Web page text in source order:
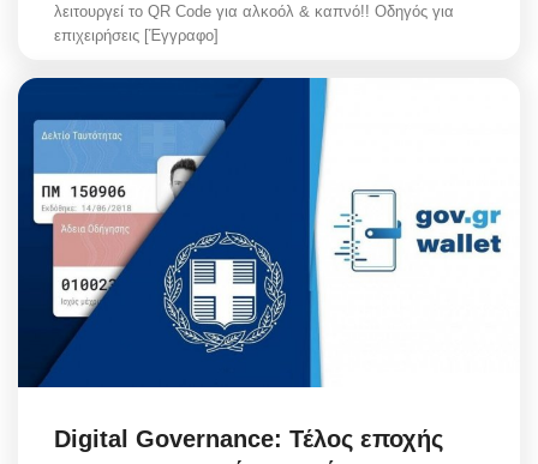
λειτουργεί το QR Code για αλκοόλ & καπνό!! Οδηγός για
επιχειρήσεις [Έγγραφο]
Digital Governance: Τέλος εποχής